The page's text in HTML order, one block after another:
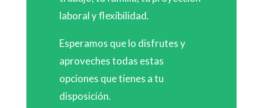
laboral y flexibilidad.
Esperamos que lo disfrutes y
aproveches todas estas
opciones que tienes a tu
disposición.